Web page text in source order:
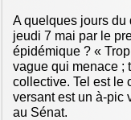
A quelques jours du
jeudi 7 mai par le
épidémique ? «
vague qui menace ;
collective. Tel est le
versant est un à-pic
au Sénat.